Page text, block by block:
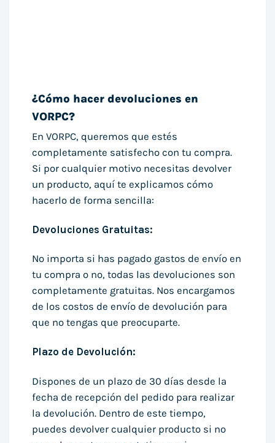
¿Cómo hacer devoluciones en
VORPC?
En VORPC, queremos que estés
completamente satisfecho con tu compra.
Si por cualquier motivo necesitas devolver
un producto, aquí te explicamos cómo
hacerlo de forma sencilla:
Devoluciones Gratuitas:
No importa si has pagado gastos de envío en
tu compra o no, todas las devoluciones son
completamente gratuitas. Nos encargamos
de los costos de envío de devolución para
que no tengas que preocuparte.
Plazo de Devolución:
Dispones de un plazo de 30 días desde la
fecha de recepción del pedido para realizar
la devolución. Dentro de este tiempo,
puedes devolver cualquier producto si no